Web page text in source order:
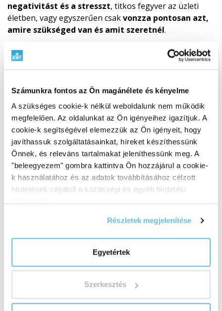
Számunkra fontos az Ön magánélete és kényelme
A szükséges cookie-k nélkül weboldalunk nem működik
megfelelően. Az oldalunkat az Ön igényeihez igazítjuk. A
cookie-k segítségével elemezzük az Ön igényeit, hogy
javíthassuk szolgáltatásainkat, híreket készíthessünk
Önnek, és releváns tartalmakat jeleníthessünk meg. A
"beleegyezem" gombra kattintva Ön hozzájárul a cookie-
k használatához és az adatok továbbításához célzott
hirdetések céljából a közösségi és egyéb hirdetési
Részletek megjelenítése
Egyetértek
Szerkesztés
negativitást és a stresszt, titkos fegyver az üzleti
életben, vagy egyszerűen csakvonzza pontosan azt,
amire szükséged van és amit szeretnél.
Elnyeli a negativitást
Energiája és színe miatt a citrin a naphoz kapcsolódik.
éjszakai félelmet, és segítmegóvnianegatív
emberektől, növelve azintuíciót.
CITRIN TÖRTÉNELEM
A citrin aranyló csillogását már évszázadok óta
csodálták és kedvelték, mint díszítő drágakövet. Az
ókori görög és római ékszerészek gyűrűket díszítettek
citrinnel. A középkorban a citrint
gyógyító
amulettnek tartották, amely képes volt
citrinnel díszítették. Ez voltViktória királynőkedvenc
citrin ékszereket a vörös szőnyegen is
felvonultatták.
SPECIFIKÁCIÓK